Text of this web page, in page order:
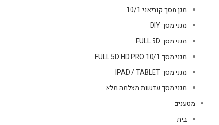
מגן מסך קוריאני 10/1
מגני מסך DIY
מגני מסך FULL 5D
מגני מסך FULL 5D HD PRO 10/1
מגני מסך IPAD / TABLET
מגני מסך עדשות מצלמה מלא
מטענים
בית